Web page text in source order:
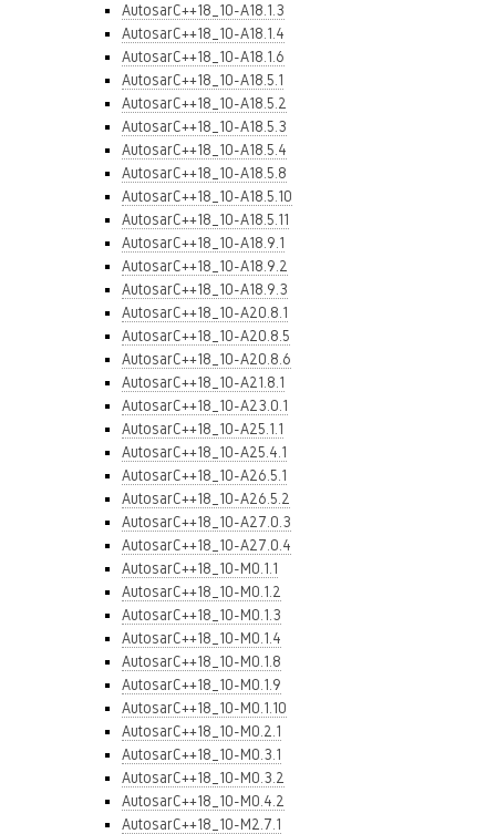
AutosarC++18_10-A18.1.3
AutosarC++18_10-A18.1.4
AutosarC++18_10-A18.1.6
AutosarC++18_10-A18.5.1
AutosarC++18_10-A18.5.2
AutosarC++18_10-A18.5.3
AutosarC++18_10-A18.5.4
AutosarC++18_10-A18.5.8
AutosarC++18_10-A18.5.10
AutosarC++18_10-A18.5.11
AutosarC++18_10-A18.9.1
AutosarC++18_10-A18.9.2
AutosarC++18_10-A18.9.3
AutosarC++18_10-A20.8.1
AutosarC++18_10-A20.8.5
AutosarC++18_10-A20.8.6
AutosarC++18_10-A21.8.1
AutosarC++18_10-A23.0.1
AutosarC++18_10-A25.1.1
AutosarC++18_10-A25.4.1
AutosarC++18_10-A26.5.1
AutosarC++18_10-A26.5.2
AutosarC++18_10-A27.0.3
AutosarC++18_10-A27.0.4
AutosarC++18_10-M0.1.1
AutosarC++18_10-M0.1.2
AutosarC++18_10-M0.1.3
AutosarC++18_10-M0.1.4
AutosarC++18_10-M0.1.8
AutosarC++18_10-M0.1.9
AutosarC++18_10-M0.1.10
AutosarC++18_10-M0.2.1
AutosarC++18_10-M0.3.1
AutosarC++18_10-M0.3.2
AutosarC++18_10-M0.4.2
AutosarC++18_10-M2.7.1